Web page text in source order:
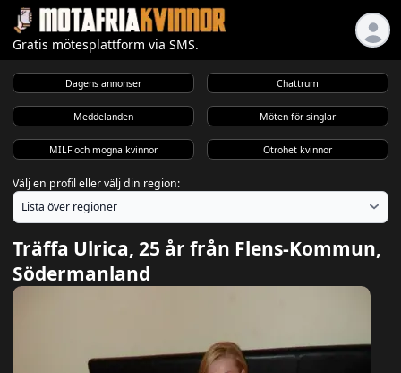
Gratis mötesplattform via SMS.
Dagens annonser Chattrum
Meddelanden Möten för singlar
MILF och mogna kvinnor Otrohet kvinnor
Välj en profil eller välj din region:
Träffa Ulrica, 25 år från Flens-Kommun,
Södermanland